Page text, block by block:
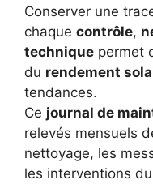
Conserver une
chaque contrôle,
technique permet
du rendement
tendances.
Ce journal de
relevés mensuels
nettoyage, les
les interventions